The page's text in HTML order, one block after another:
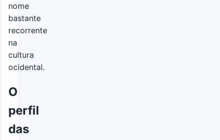
nome
bastante
recorrente
na
cultura
ocidental.
O
perfil
das